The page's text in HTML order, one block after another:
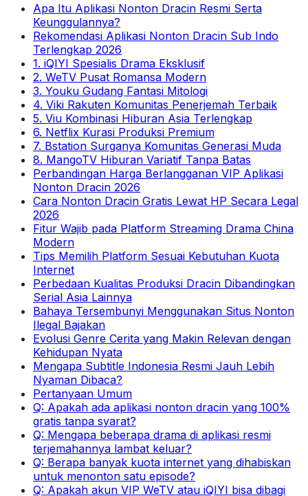
Apa Itu Aplikasi Nonton Dracin Resmi Serta
Keunggulannya?
Rekomendasi Aplikasi Nonton Dracin Sub Indo
Terlengkap 2026
1. iQIYI Spesialis Drama Eksklusif
2. WeTV Pusat Romansa Modern
3. Youku Gudang Fantasi Mitologi
4. Viki Rakuten Komunitas Penerjemah Terbaik
5. Viu Kombinasi Hiburan Asia Terlengkap
6. Netflix Kurasi Produksi Premium
7. Bstation Surganya Komunitas Generasi Muda
8. MangoTV Hiburan Variatif Tanpa Batas
Perbandingan Harga Berlangganan VIP Aplikasi
Nonton Dracin 2026
Cara Nonton Dracin Gratis Lewat HP Secara Legal
2026
Fitur Wajib pada Platform Streaming Drama China
Modern
Tips Memilih Platform Sesuai Kebutuhan Kuota
Internet
Perbedaan Kualitas Produksi Dracin Dibandingkan
Serial Asia Lainnya
Bahaya Tersembunyi Menggunakan Situs Nonton
Ilegal Bajakan
Evolusi Genre Cerita yang Makin Relevan dengan
Kehidupan Nyata
Mengapa Subtitle Indonesia Resmi Jauh Lebih
Nyaman Dibaca?
Pertanyaan Umum
Q: Apakah ada aplikasi nonton dracin yang 100%
gratis tanpa syarat?
Q: Mengapa beberapa drama di aplikasi resmi
terjemahannya lambat keluar?
Q: Berapa banyak kuota internet yang dihabiskan
untuk menonton satu episode?
Q: Apakah akun VIP WeTV atau iQIYI bisa dibagi